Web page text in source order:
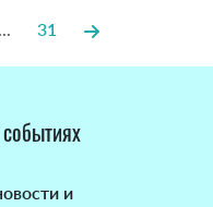
... 31
и